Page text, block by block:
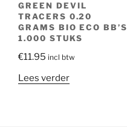
GREEN DEVIL
TRACERS 0.20
GRAMS BIO ECO BB’S
1.000 STUKS
€11.95 incl btw
Lees verder